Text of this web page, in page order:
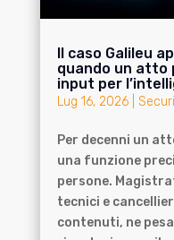
Il caso Galileu
quando un atto
input per
Lug 16, 2026|
Per decenni un
una funzione
persone.
tecnici e
contenuti, ne